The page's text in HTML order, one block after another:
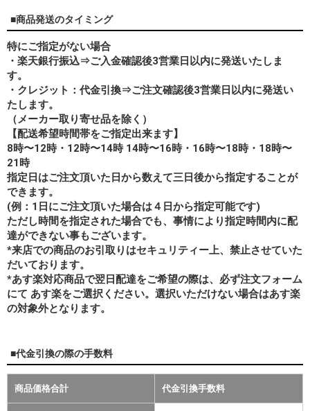
■商品発送のタイミング
特にご指定がない場合
・楽天銀行振込⇒ご入金確認後3営業日以内に発送いたしま
す。
・クレジット：代金引換⇒ご注文確認後3営業日以内に発送い
たします。
（メーカー取り寄せ品を除く）
【配送希望時間帯をご指定出来ます】
8時〜12時・12時〜14時 14時〜16時・16時〜18時・18時〜
21時
指定日はご注文頂いた日から数えて三日後から指定することが
できます。
(例：1日にご注文頂いた場合は４日から指定可能です)
ただし時間を指定された場合でも、事情により指定時間内に配
達ができない事もございます。
*来店での商品のお引取りはセキュリティー上、禁止させていた
だいております。
*あす楽対応商品で翌日配達をご希望の際は、必ず注文フォーム
にて あす楽をご選択ください。選択いただけない場合はあす楽
の対象外となります。
■代金引換の際の手数料
商品価格合計 代金引換手数料